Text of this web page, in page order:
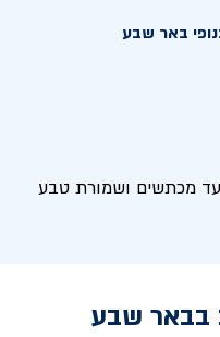
באר שבע
מכתשים ושמורת טבע
בבאר שבע